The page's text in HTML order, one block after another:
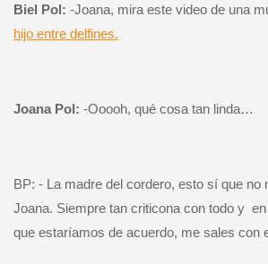
Biel Pol: ­-Joana, mira este video de una
hijo entre delfines.
Joana Pol: -Ooooh, qué cosa tan linda…
BP: - La madre del cordero, esto sí que no
Joana. Siempre tan criticona con todo y
que estaríamos de acuerdo, me sales con